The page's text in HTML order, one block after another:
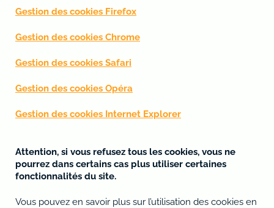
Gestion des cookies Firefox
Gestion des cookies Chrome
Gestion des cookies Safari
Gestion des cookies Opéra
Gestion des cookies Internet Explorer
Attention, si vous refusez tous les cookies, vous ne
pourrez dans certains cas plus utiliser certaines
fonctionnalités du site.
Vous pouvez en savoir plus sur l’utilisation des cookies en